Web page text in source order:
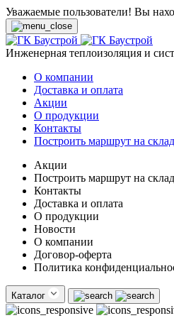
Уважаемые пользователи! Вы
Инженерная теплоизоляция и
О компании
Доставка и оплата
Акции
О продукции
Контакты
Построить маршрут на
Акции
Построить маршрут на
Контакты
Доставка и оплата
О продукции
Новости
О компании
Договор-оферта
Политика
Каталог